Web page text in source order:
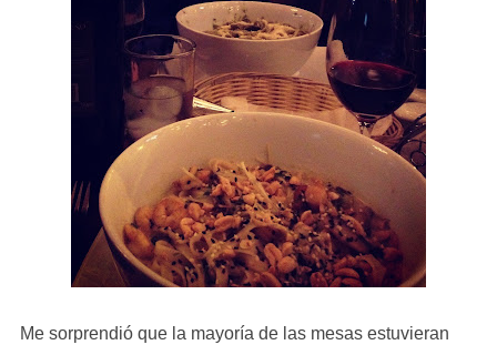
Me sorprendió que la mayoría de las mesas estuvieran